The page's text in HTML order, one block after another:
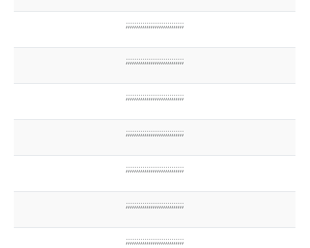
;;;;;;;;;;;;;;;;;;;;;;;;;;;;
;;;;;;;;;;;;;;;;;;;;;;;;;;;;
;;;;;;;;;;;;;;;;;;;;;;;;;;;;
;;;;;;;;;;;;;;;;;;;;;;;;;;;;
;;;;;;;;;;;;;;;;;;;;;;;;;;;;
;;;;;;;;;;;;;;;;;;;;;;;;;;;;
;;;;;;;;;;;;;;;;;;;;;;;;;;;;